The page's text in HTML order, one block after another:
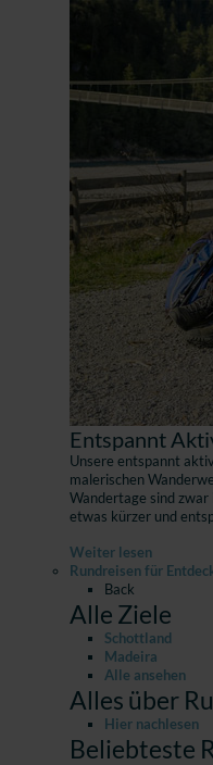
Entspannt
Unsere entspannt
malerischen
Wandertage sind
etwas kürzer und
Weiter lesen
Rundreisen für
Back
Alle Ziele
Schottland
Madeira
Alle ansehen
Alles über
Hier nachlesen
Beliebteste